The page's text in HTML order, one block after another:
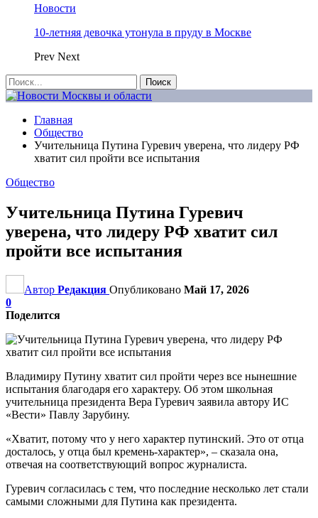
Новости
10-летняя девочка утонула в пруду в Москве
Prev Next
Главная
Общество
Учительница Путина Гуревич уверена, что лидеру РФ
хватит сил пройти все испытания
Общество
Учительница Путина Гуревич
уверена, что лидеру РФ хватит сил
пройти все испытания
Автор Редакция Опубликовано Май 17, 2026
0
Поделится
Владимиру Путину хватит сил пройти через все нынешние
испытания благодаря его характеру. Об этом школьная
учительница президента Вера Гуревич заявила автору ИС
«Вести» Павлу Зарубину.
«Хватит, потому что у него характер путинский. Это от отца
досталось, у отца был кремень-характер», – сказала она,
отвечая на соответствующий вопрос журналиста.
Гуревич согласилась с тем, что последние несколько лет стали
самыми сложными для Путина как президента.